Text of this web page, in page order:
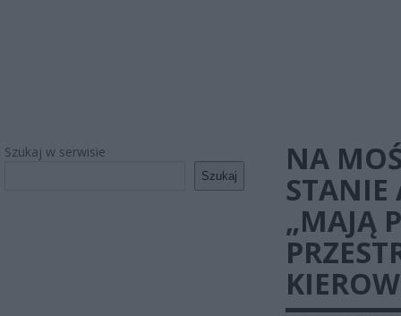
Szukaj w serwisie
Szukaj
NA
STANIE
„MAJĄ